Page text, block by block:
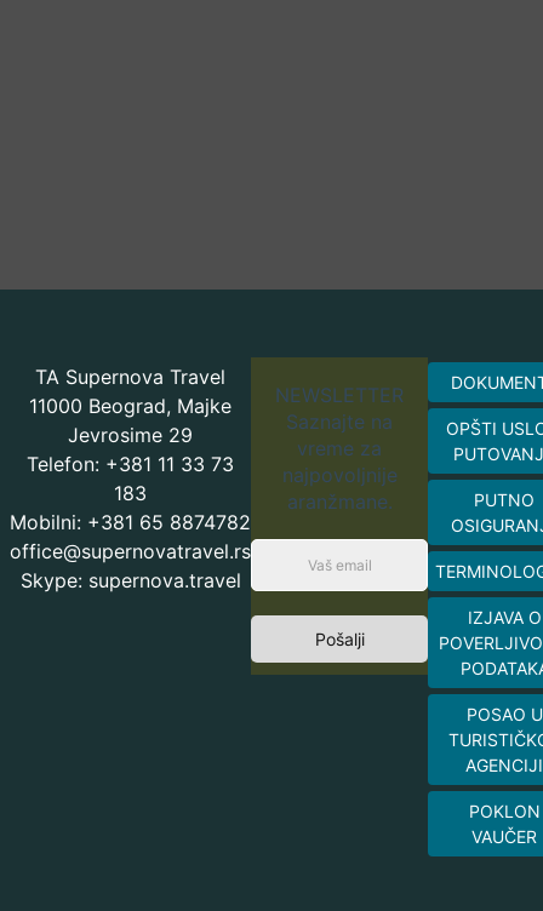
TA Supernova Travel
11000 Beograd, Majke
Jevrosime 29
Telefon: +381 11 33 73
183
Mobilni: +381 65 8874782
office@supernovatravel.rs
Skype: supernova.travel
NEWSLETTER
Saznajte na
vreme za
najpovoljnije
aranžmane.
Pošalji
OPŠTI
PUTNO
IZJAVA O
POSAO U
AGENCIJI
POKLON
VAUČER